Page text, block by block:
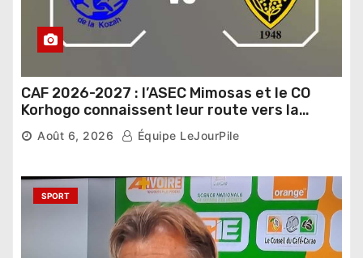
CAF 2026-2027 : l’ASEC Mimosas et le CO
Korhogo connaissent leur route vers la
phase de groupes
Août 6, 2026 Équipe LeJourPile
SPORT